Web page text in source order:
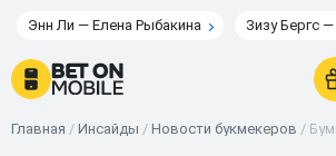
Энн Ли — Елена Рыбакина Зизу Бергс
Главная / Инсайды / Новости букмекеров /